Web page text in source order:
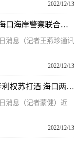
2022/12/13
焦点热讯:落海后他俩抱着皮划艇报警 海口海岸警察联合多部门成功救援2名群众
消息（记者王燕珍通讯
2022/12/13
全球通讯！诚信海南｜销售侵犯外观专利权苏打酒 海口两商家分别获罚
消息（记者蒙健）近
2022/12/13